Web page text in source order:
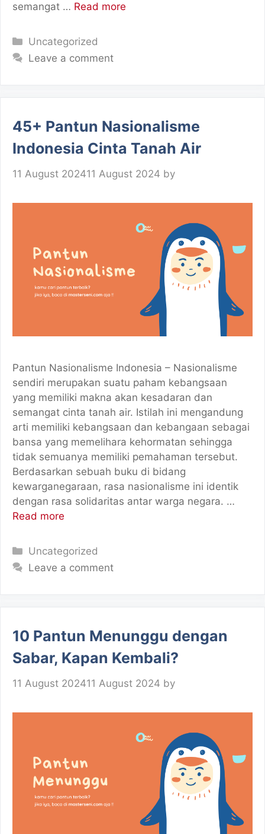
semangat … Read more
Categories
Uncategorized
Leave a comment
45+ Pantun Nasionalisme
Indonesia Cinta Tanah Air
11 August 202411 August 2024 by
Pantun Nasionalisme Indonesia – Nasionalisme
sendiri merupakan suatu paham kebangsaan
yang memiliki makna akan kesadaran dan
semangat cinta tanah air. Istilah ini mengandung
arti memiliki kebangsaan dan kebangaan sebagai
bansa yang memelihara kehormatan sehingga
tidak semuanya memiliki pemahaman tersebut.
Berdasarkan sebuah buku di bidang
kewarganegaraan, rasa nasionalisme ini identik
dengan rasa solidaritas antar warga negara. …
Read more
Categories
Uncategorized
Leave a comment
10 Pantun Menunggu dengan
Sabar, Kapan Kembali?
11 August 202411 August 2024 by